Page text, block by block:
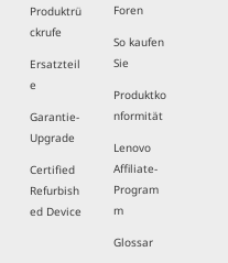
Produktrü
ckrufe
Ersatzteil
e
Garantie-
Upgrade
Certified
Refurbish
ed Device
Foren
So kaufen
Sie
Produktko
nformität
Lenovo
Affiliate-
Program
m
Glossar